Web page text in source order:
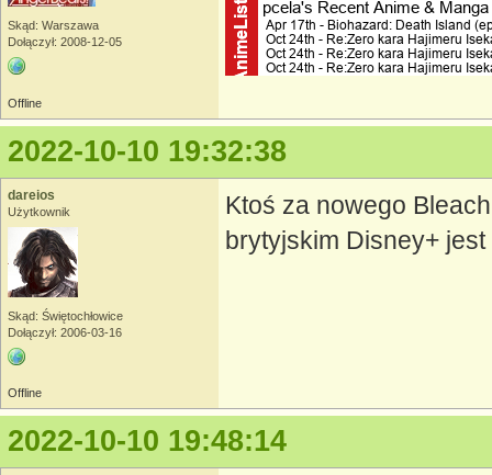
Skąd: Warszawa
Dołączył: 2008-12-05
Offline
2022-10-10 19:32:38
dareios
Użytkownik
Skąd: Świętochłowice
Dołączył: 2006-03-16
Ktoś za nowego
brytyjskim Disney+
Offline
2022-10-10 19:48:14